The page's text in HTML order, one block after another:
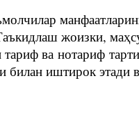
жоизки,
тариф ва нотариф
иштирок этади